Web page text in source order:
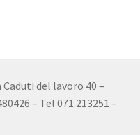
del lavoro 40 –
– Tel 071.213251 –